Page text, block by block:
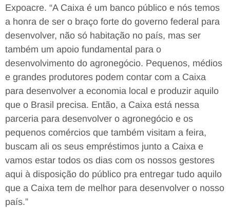
Expoacre. “A Caixa é um banco público e nós temos
a honra de ser o braço forte do governo federal para
desenvolver, não só habitação no país, mas ser
também um apoio fundamental para o
desenvolvimento do agronegócio. Pequenos, médios
e grandes produtores podem contar com a Caixa
para desenvolver a economia local e produzir aquilo
que o Brasil precisa. Então, a Caixa está nessa
parceria para desenvolver o agronegócio e os
pequenos comércios que também visitam a feira,
buscam ali os seus empréstimos junto a Caixa e
vamos estar todos os dias com os nossos gestores
aqui à disposição do público pra entregar tudo aquilo
que a Caixa tem de melhor para desenvolver o nosso
país.”